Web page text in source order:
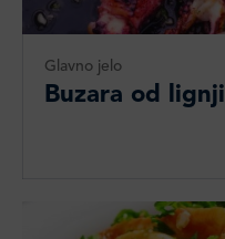
Glavno jelo
Buzara od lignji